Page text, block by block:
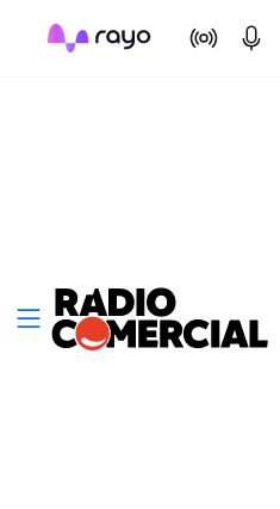
On Air